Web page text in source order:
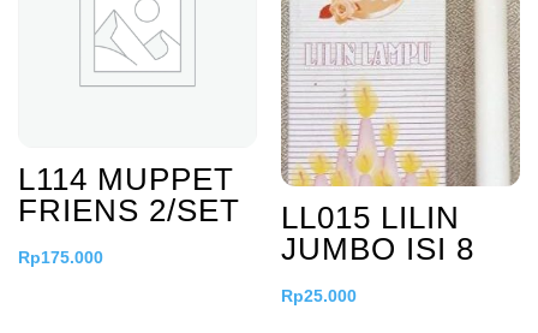
L114 MUPPET
FRIENS 2/SET
Rp175.000
LL015 LILIN
JUMBO ISI 8
Rp25.000